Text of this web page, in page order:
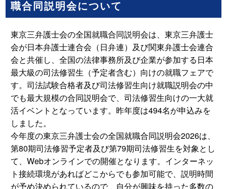
職合同説明会について
東京三弁護士会の全国就職合同説明会は、東京三弁護士
会が日本弁護士連合会（日弁連）及び関東弁護士会連合
会と共催し、全国の法律事務所及び企業が参加する日本
最大級の司法修習生（予定者含む）向けの就職フェアで
す。司法試験合格者及び司法修習生向け就職説明会の中
でも最大規模の合同説明会で、司法修習生向けの一大就
活イベントとなっています。昨年度は494名が申込みを
しました。
今年度の東京三弁護士会の全国就職合同説明会2026は、
第80期司法修習予定者及び第79期司法修習生を対象とし
て、Webオンラインでの開催となります。インターネッ
ト接続環境があればどこからでも参加可能で、説明時間
が予め決められているので、自分が興味を持った多数の